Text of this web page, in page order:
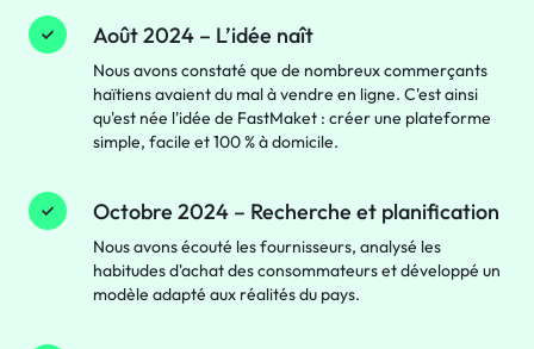
Août 2024 – L’idée naît
Nous avons constaté que de nombreux commerçants
haïtiens avaient du mal à vendre en ligne. C'est ainsi
qu'est née l'idée de FastMaket : créer une plateforme
simple, facile et 100 % à domicile.
Octobre 2024 – Recherche et planification
Nous avons écouté les fournisseurs, analysé les
habitudes d'achat des consommateurs et développé un
modèle adapté aux réalités du pays.